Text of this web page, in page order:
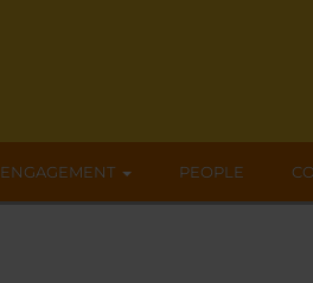
PEOPLE